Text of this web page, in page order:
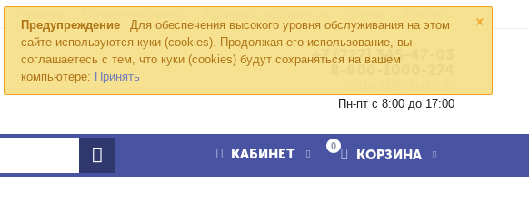
×
Предупреждение
Для обеспечения высокого уровня обслуживания на этом
сайте используются куки (cookies). Продолжая его использование, вы
соглашаетесь с тем, что куки (cookies) будут сохраняться на вашем
компьютере: Принять
+7 (727) 345-47-03
Пн-пт с 8:00 до 17:00
0
КОРЗИНА
КАБИНЕТ